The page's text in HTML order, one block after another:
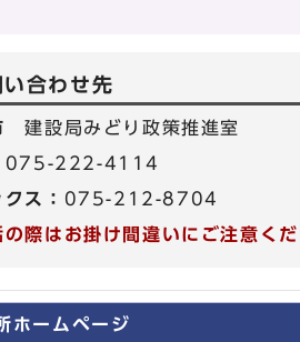
い合わせ先
建設局みどり政策推進室
075-222-4114
ス： 075-212-8704
の際はお掛け間違いにご注意くだ
ホームページ